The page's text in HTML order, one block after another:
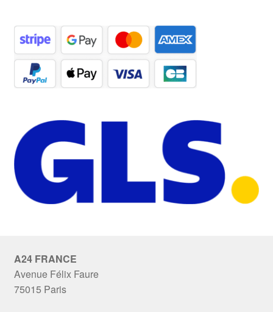
A24 FRANCE
Avenue Félix Faure
75015 Paris